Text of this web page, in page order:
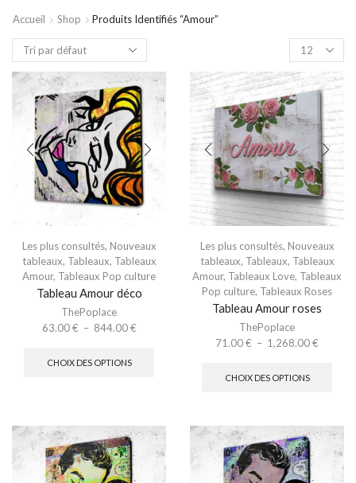
Accueil Shop Produits Identifiés “Amour”
Les plus consultés, Nouveaux
tableaux, Tableaux, Tableaux
Amour, Tableaux Pop culture
Tableau Amour déco
ThePoplace
63.00€ – 844.00€
CHOIX DES OPTIONS
Les plus consultés, Nouveaux
tableaux, Tableaux, Tableaux
Amour, Tableaux Love, Tableaux
Pop culture, Tableaux Roses
Tableau Amour roses
ThePoplace
71.00€ – 1,268.00€
CHOIX DES OPTIONS